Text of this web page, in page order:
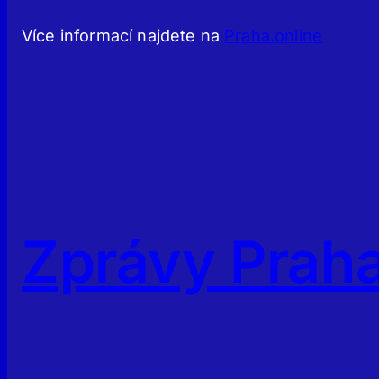
Více informací najdete na Praha.online
Zprávy